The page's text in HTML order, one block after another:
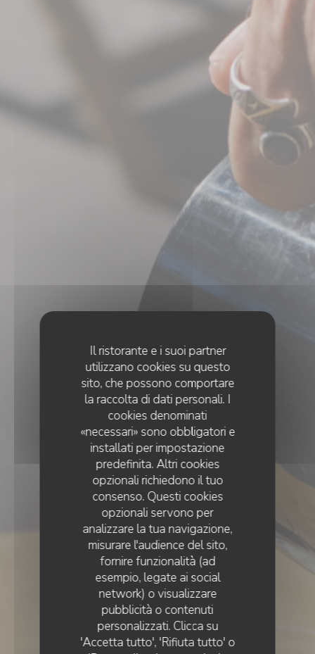
Il ristorante e i suoi partner
utilizzano cookies su questo
sito, che possono comportare
la raccolta di dati personali. I
cookies denominati
«necessari» sono obbligatori e
installati per impostazione
predefinita. Altri cookies
opzionali richiedono il tuo
consenso. Questi cookies
opzionali servono per
analizzare la tua navigazione,
misurare l'audience del sito,
fornire funzionalità (ad
esempio, legate ai social
network) o visualizzare
pubblicità o contenuti
personalizzati. Clicca su
'Accetta tutto', 'Rifiuta tutto' o
COFFEE SHOP• PARIS
Pompom Cosy
POMPOM COSY